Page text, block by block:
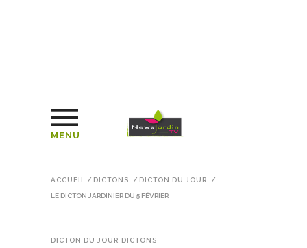
MENU
ACCUEIL / DICTONS / DICTON DU JOUR /
LE DICTON JARDINIER DU 5 FÉVRIER
DICTON DU JOUR DICTONS